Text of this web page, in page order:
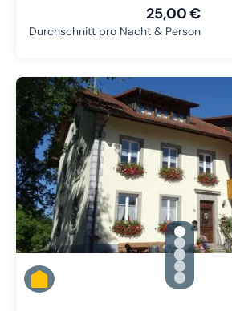
25,00 €
Durchschnitt pro Nacht & Person
Zu Slide
Zu Slide
Zu Slide 3
Zu Slide
Zu Slide 5